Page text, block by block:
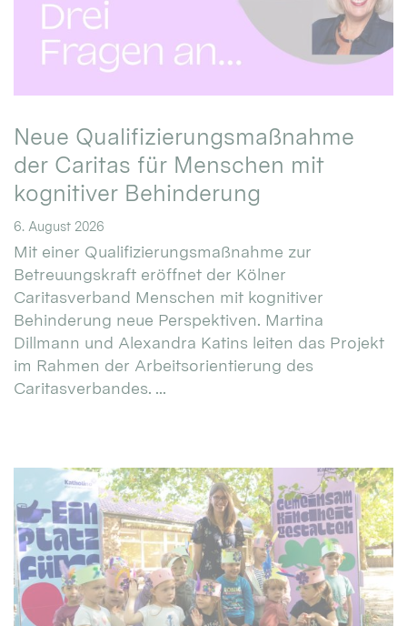
Neue Qualifizierungsmaßnahme
der Caritas für Menschen mit
kognitiver Behinderung
6. August 2026
Mit einer Qualifizierungsmaßnahme zur
Betreuungskraft eröffnet der Kölner
Caritasverband Menschen mit kognitiver
Behinderung neue Perspektiven. Martina
Dillmann und Alexandra Katins leiten das Projekt
im Rahmen der Arbeitsorientierung des
Caritasverbandes. ...